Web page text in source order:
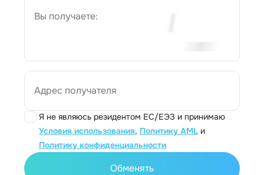
Вы получаете:
Адрес получателя
Я не являюсь резидентом ЕС/ЕЭЗ и принимаю
Условия использования, Политику AML и
Политику конфиденциальности
Обменять